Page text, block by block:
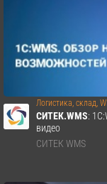
Логистика, склад,
СИТЕК.WMS:
видео
СИТЕК WMS